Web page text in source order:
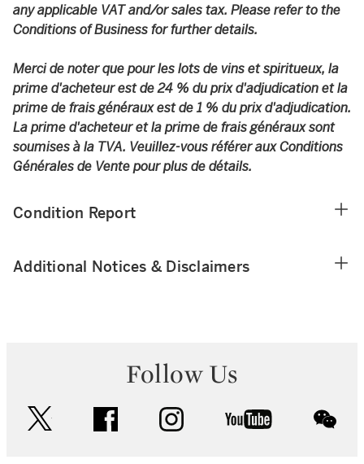
any applicable VAT and/or sales tax. Please refer to the
Conditions of Business for further details.
Merci de noter que pour les lots de vins et spiritueux, la
prime d'acheteur est de 24 % du prix d'adjudication et la
prime de frais généraux est de 1 % du prix d'adjudication.
La prime d'acheteur et la prime de frais généraux sont
soumises à la TVA. Veuillez-vous référer aux Conditions
Générales de Vente pour plus de détails.
Condition Report
Additional Notices & Disclaimers
Follow Us
facebook instagram youtube